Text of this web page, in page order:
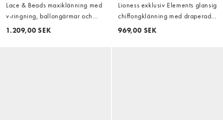
Lace & Beads maxiklänning med
v-ringning, ballongärmar och
volangfåll i chokladfärgad
1.209,00 SEK
Lioness exklusiv Elements glansig
chiffongklänning med draperad
detalj, ballongärmar och
969,00 SEK